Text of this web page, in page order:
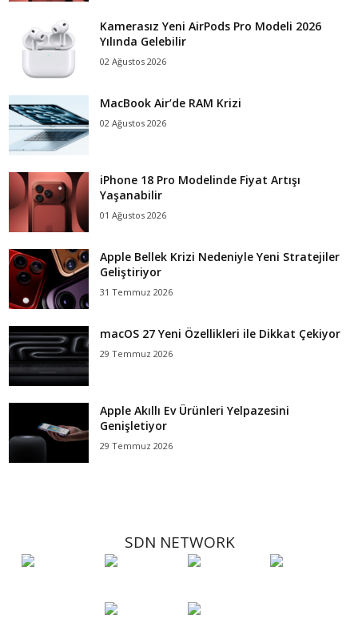
Kamerasız Yeni AirPods Pro Modeli 2026
Yılında Gelebilir
02 Ağustos 2026
MacBook Air’de RAM Krizi
02 Ağustos 2026
iPhone 18 Pro Modelinde Fiyat Artışı
Yaşanabilir
01 Ağustos 2026
Apple Bellek Krizi Nedeniyle Yeni Stratejiler
Geliştiriyor
31 Temmuz 2026
macOS 27 Yeni Özellikleri ile Dikkat Çekiyor
29 Temmuz 2026
Apple Akıllı Ev Ürünleri Yelpazesini
Genişletiyor
29 Temmuz 2026
SDN NETWORK